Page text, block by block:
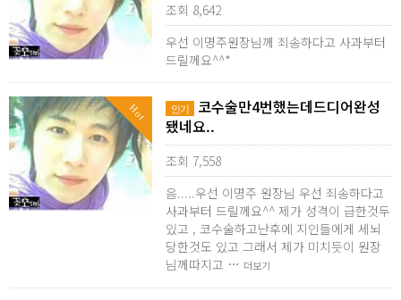
조회 8,642
우선 이명주원장님께 죄송하다고 사과부터
드릴께요^^*
Hot 인기
코수술만4번했는데드디어완성
됐네요..
조회 7,558
음.....우선 이명주 원장님 우선 죄송하다고
사과부터 드릴께요^^ 제가 성격이 급한것두
있고 , 코수술하고난후에 지인들에게 세뇌
당한것도 있고 그래서 제가 미치듯이 원장
님께따지고 … 더보기